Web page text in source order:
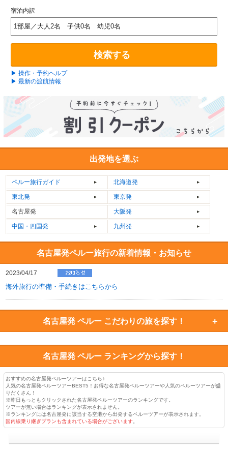
宿泊内訳
1部屋／大人2名 子供0名 幼児0名
検索する
▶ 操作・予約ヘルプ
▶ 最新の渡航情報
出発地を選ぶ
ペルー旅行ガイド 北海道発
東北発 東京発
名古屋発 大阪発
中国・四国発 九州発
名古屋発ペルー旅行の新着情報・お知らせ
2023/04/17
海外旅行の準備・手続きはこちらから
名古屋発 ペルー こだわりの旅を探す！
名古屋発 ペルー ランキングから探す！
おすすめの名古屋発ペルーツアーはこちら♪
人気の名古屋発ペルーツアーBEST5！お得な名古屋発ペルーツアーや人気のペルーツアーが盛
りだくさん！
※昨日もっともクリックされた名古屋発ペルーツアーのランキングです。
ツアーが無い場合はランキングが表示されません。
※ランキングには名古屋発に該当する空港から出発するペルーツアーが表示されます。
国内線乗り継ぎプランも含まれている場合がございます。